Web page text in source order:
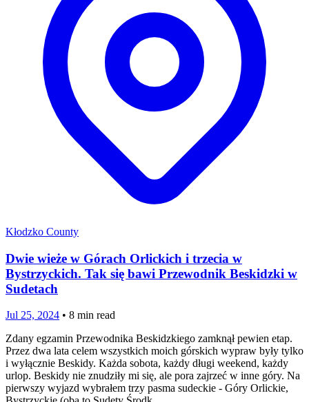
Kłodzko County
Dwie wieże w Górach Orlickich i trzecia w
Bystrzyckich. Tak się bawi Przewodnik Beskidzki w
Sudetach
Jul 25, 2024 • 8 min read
Zdany egzamin Przewodnika Beskidzkiego zamknął pewien etap.
Przez dwa lata celem wszystkich moich górskich wypraw były tylko
i wyłącznie Beskidy. Każda sobota, każdy długi weekend, każdy
urlop. Beskidy nie znudziły mi się, ale pora zajrzeć w inne góry. Na
pierwszy wyjazd wybrałem trzy pasma sudeckie - Góry Orlickie,